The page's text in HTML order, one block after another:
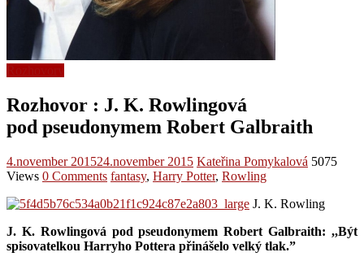
Rozhovor : J. K. Rowlingová
pod pseudonymem Robert Galbraith
4.november 201524.november 2015 Kateřina Pomykalová 5075
Views 0 Comments fantasy, Harry Potter, Rowling
J. K. Rowling
J. K. Rowlingová pod pseudonymem Robert Galbraith: ,,Být
spisovatelkou Harryho Pottera přinášelo velký tlak.”